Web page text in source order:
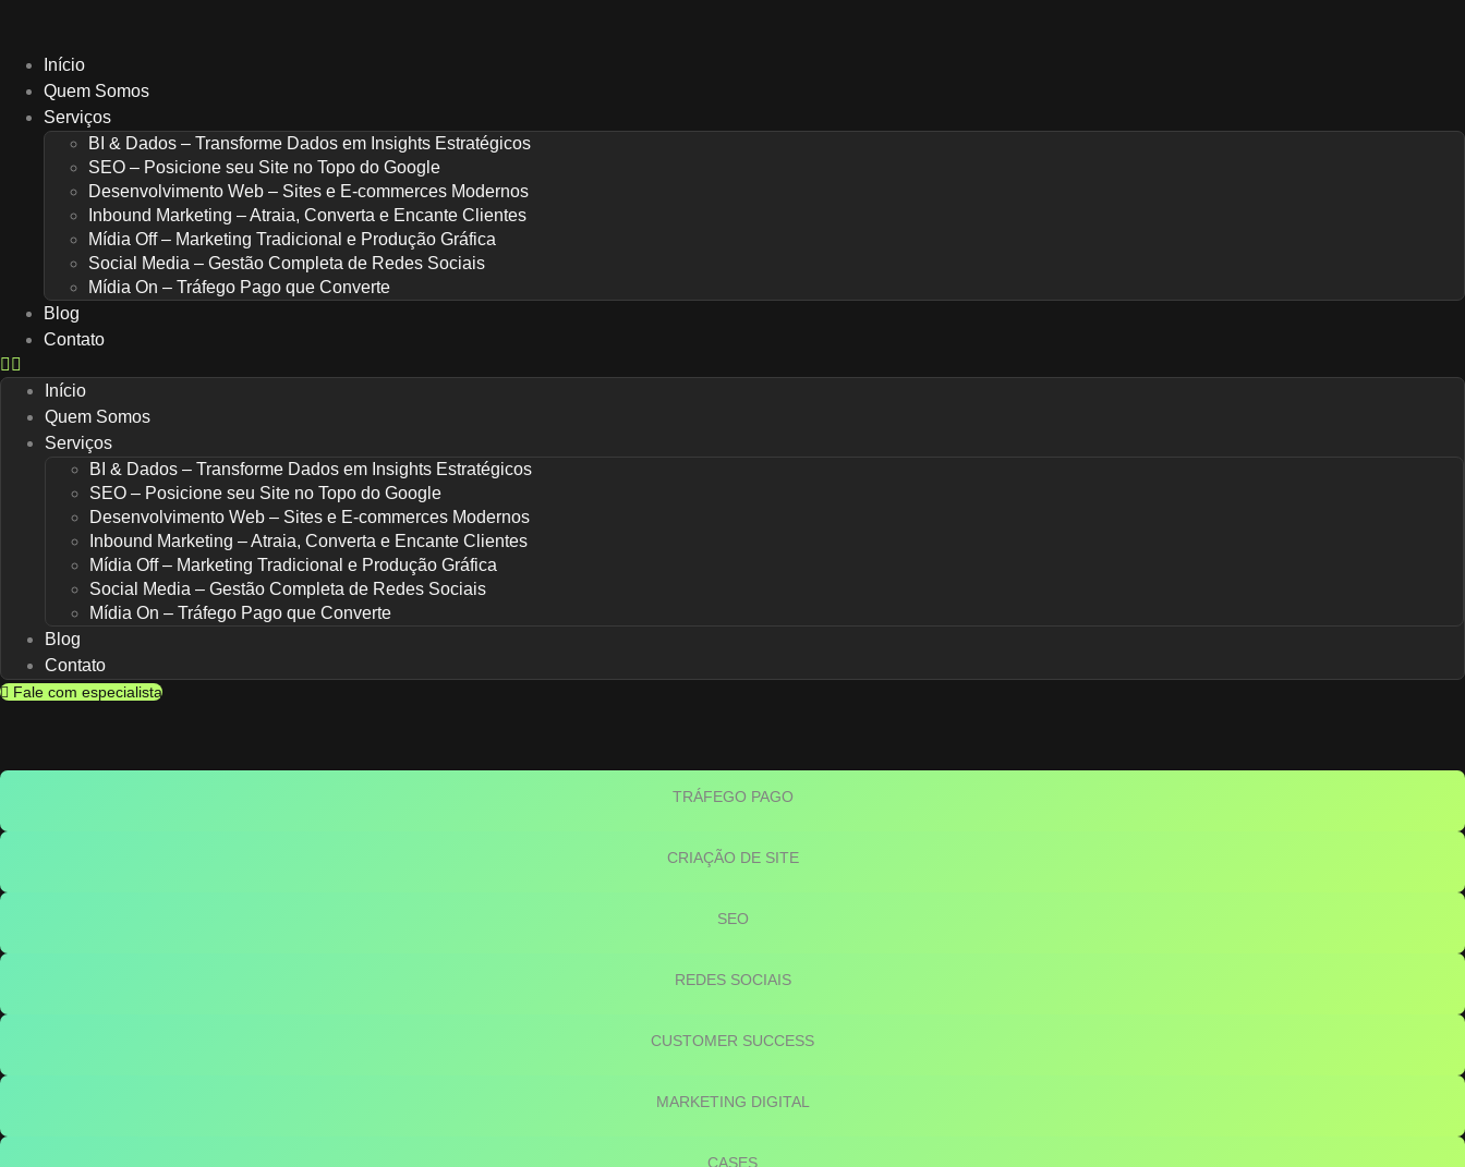
conteúdo
Início
Quem Somos
Serviços
BI & Dados – Transforme Dados em Insights Estratégicos
SEO – Posicione seu Site no Topo do Google
Desenvolvimento Web – Sites e E-commerces Modernos
Inbound Marketing – Atraia, Converta e Encante Clientes
Mídia Off – Marketing Tradicional e Produção Gráfica
Social Media – Gestão Completa de Redes Sociais
Mídia On – Tráfego Pago que Converte
Blog
Contato
Início
Quem Somos
Serviços
BI & Dados – Transforme Dados em Insights Estratégicos
SEO – Posicione seu Site no Topo do Google
Desenvolvimento Web – Sites e E-commerces Modernos
Inbound Marketing – Atraia, Converta e Encante Clientes
Mídia Off – Marketing Tradicional e Produção Gráfica
Social Media – Gestão Completa de Redes Sociais
Mídia On – Tráfego Pago que Converte
Blog
Contato
Fale com especialista
TRÁFEGO PAGO
CRIAÇÃO DE SITE
SEO
REDES SOCIAIS
CUSTOMER SUCCESS
MARKETING DIGITAL
CASES